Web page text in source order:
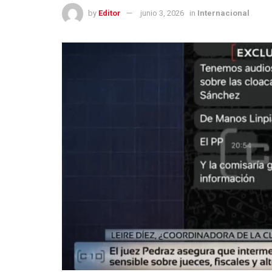
by Editor junio 3, 2026 in Internacional